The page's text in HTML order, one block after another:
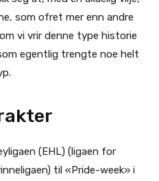
som ofret mer enn andre
vi vrir denne type historie
egentlig trengte noe helt
(EHL) (ligaen for
til «Pride-week» i